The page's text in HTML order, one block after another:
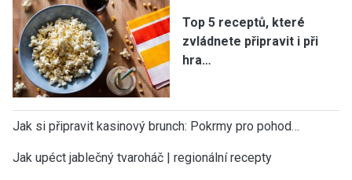
Top 5 receptů, které
zvládnete připravit i při
hra…
Jak si připravit kasinový brunch: Pokrmy pro pohod…
Jak upéct jablečný tvaroháč | regionální recepty